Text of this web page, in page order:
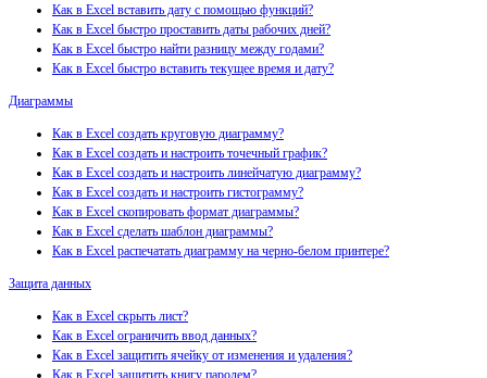
Как в Excel вставить дату с помощью функций?
Как в Excel быстро проставить даты рабочих дней?
Как в Excel быстро найти разницу между годами?
Как в Excel быстро вставить текущее время и дату?
Диаграммы
Как в Excel создать круговую диаграмму?
Как в Excel создать и настроить точечный график?
Как в Excel создать и настроить линейчатую диаграмму?
Как в Excel создать и настроить гистограмму?
Как в Excel скопировать формат диаграммы?
Как в Excel сделать шаблон диаграммы?
Как в Excel распечатать диаграмму на черно-белом принтере?
Защита данных
Как в Excel скрыть лист?
Как в Excel ограничить ввод данных?
Как в Excel защитить ячейку от изменения и удаления?
Как в Excel защитить книгу паролем?